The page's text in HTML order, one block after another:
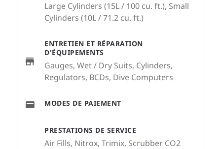
PRESTATIONS DE SERVICE
Air Fills, Nitrox, Trimix, Scrubber CO2
Large Cylinders (15L / 100 cu. ft.), Small
Cylinders (10L / 71.2 cu. ft.)
ENTRETIEN ET RÉPARATION
D'ÉQUIPEMENTS
Gauges, Wet / Dry Suits, Cylinders,
Regulators, BCDs, Dive Computers
MODES DE PAIEMENT